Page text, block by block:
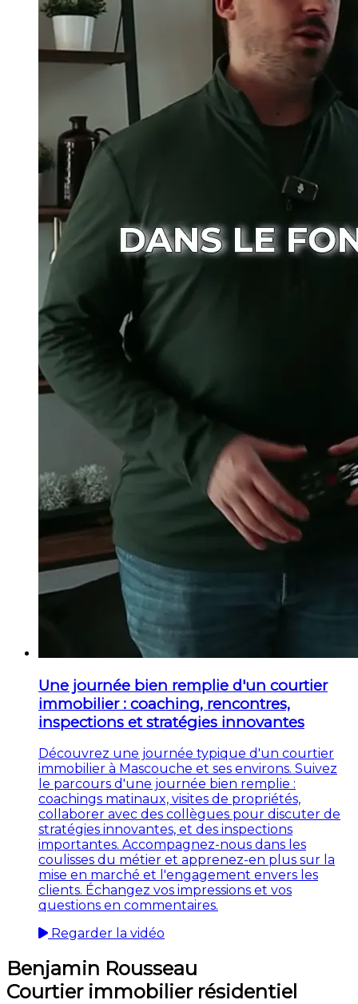
Une journée bien remplie d'un courtier
immobilier : coaching, rencontres,
inspections et stratégies innovantes
Découvrez une journée typique d'un courtier
immobilier à Mascouche et ses environs. Suivez
le parcours d'une journée bien remplie :
coachings matinaux, visites de propriétés,
collaborer avec des collègues pour discuter de
stratégies innovantes, et des inspections
importantes. Accompagnez-nous dans les
coulisses du métier et apprenez-en plus sur la
mise en marché et l'engagement envers les
clients. Échangez vos impressions et vos
questions en commentaires.
Regarder la vidéo
Benjamin Rousseau
Courtier immobilier résidentiel